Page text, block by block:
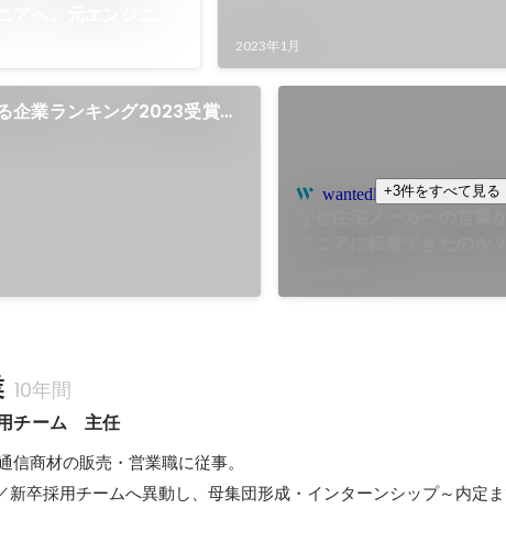
2023年1月
企業ランキング2023受賞
wantedly.com+3件をすべて見る
10年間
チーム　主任
信商材の販売・営業職に従事。
新卒採用チームへ異動し、母集団形成・インターンシップ～内定